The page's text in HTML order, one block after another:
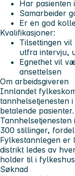
Har pasienten
Samarbeider
Er en god
Kvalifikasjoner:
Tilsettingen
utfra intervju,
Egnethet vil
ansettelsen
Om arbeidsgiveren
Innlandet
tannhelsetjenesten
betalende pasienter.
300 stillinger,
Fylkestannlegen er
distrikt ledes av
holder til i
Søknad